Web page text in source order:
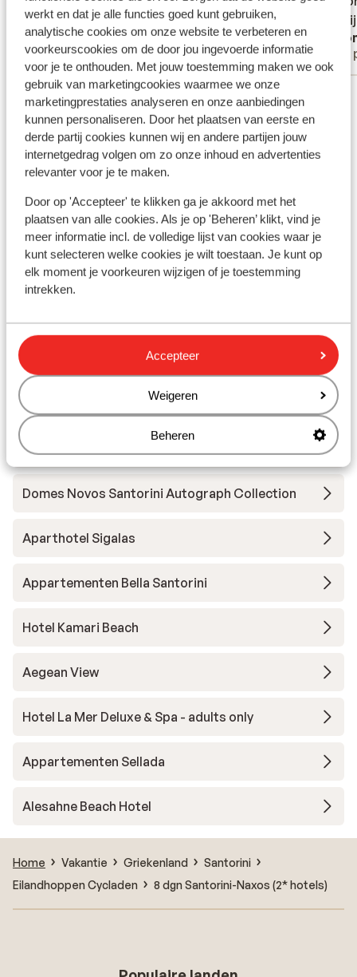
werkt en dat je alle functies goed kunt gebruiken,
analytische cookies om onze website te verbeteren en
voorkeurscookies om de door jou ingevoerde informatie
voor je te onthouden. Met jouw toestemming maken we ook
gebruik van marketingcookies waarmee we onze
marketingprestaties analyseren en onze aanbiedingen
kunnen personaliseren. Door het plaatsen van eerste en
derde partij cookies kunnen wij en andere partijen jouw
internetgedrag volgen om zo onze inhoud en advertenties
relevanter voor je te maken.
Door op 'Accepteer' te klikken ga je akkoord met het
plaatsen van alle cookies. Als je op 'Beheren’ klikt, vind je
meer informatie incl. de volledige lijst van cookies waar je
kunt selecteren welke cookies je wilt toestaan. Je kunt op
elk moment je voorkeuren wijzigen of je toestemming
intrekken.
Accepteer
Weigeren
Beheren
Monique
Alleenstaande ouder
een
Bekijk alle 10 ervaringen
Andere accommodaties in Santorini
Amaria Beach Resort
Hotel Armonia
Appartementen Black Sand
Hotel Oxygen Seaside
Appartementen Olympic Villas - adults only
Hotel en Appartementen Aegean Plaza
Domes Novos Santorini Autograph Collection
Aparthotel Sigalas
Appartementen Bella Santorini
Hotel Kamari Beach
Aegean View
Hotel La Mer Deluxe & Spa - adults only
Appartementen Sellada
Alesahne Beach Hotel
Home Vakantie Griekenland
Santorini
Eilandhoppen Cycladen
8 dgn Santorini-Naxos (2* hotels)